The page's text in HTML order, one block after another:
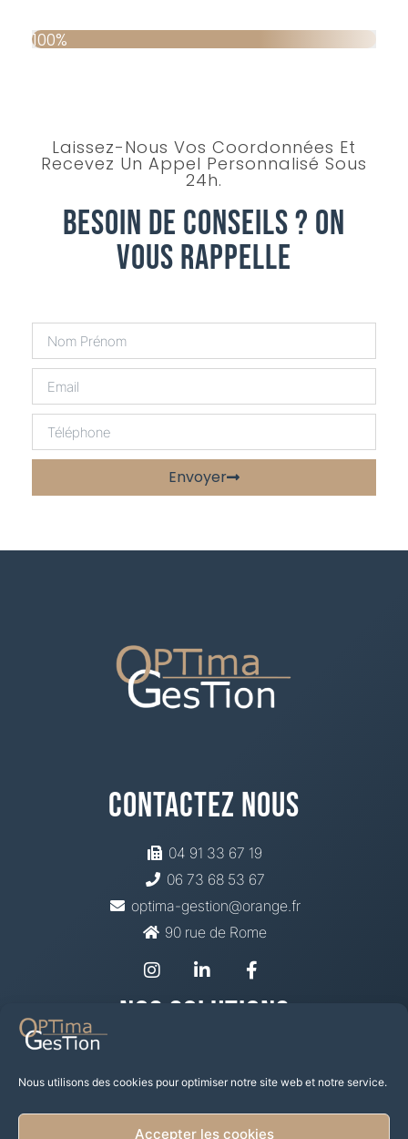
Nous utilisons des cookies pour optimiser notre site web et notre service.
Accepter les cookies
100%
Laissez-Nous Vos Coordonnées Et
Recevez Un Appel Personnalisé Sous
24h.
Besoin De Conseils ? On
Vous Rappelle
Envoyer
Contactez Nous
04 91 33 67 19
06 73 68 53 67
optima-gestion@orange.fr
90 rue de Rome
Nos Solutions
Mutuelle
Placement financier